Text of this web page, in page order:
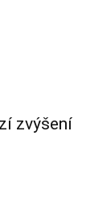
zvýšení